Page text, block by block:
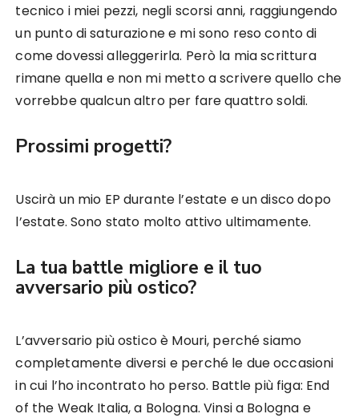
tecnico i miei pezzi, negli scorsi anni, raggiungendo
un punto di saturazione e mi sono reso conto di
come dovessi alleggerirla. Però la mia scrittura
rimane quella e non mi metto a scrivere quello che
vorrebbe qualcun altro per fare quattro soldi.
Prossimi progetti?
Uscirà un mio EP durante l’estate e un disco dopo
l’estate. Sono stato molto attivo ultimamente.
La tua battle migliore e il tuo
avversario più ostico?
L’avversario più ostico è Mouri, perché siamo
completamente diversi e perché le due occasioni
in cui l’ho incontrato ho perso. Battle più figa: End
of the Weak Italia, a Bologna. Vinsi a Bologna e